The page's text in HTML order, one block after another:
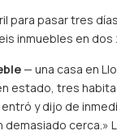
para pasar tres
inmuebles en dos
— una casa en
estado, tres
y dijo de
demasiado cerca.»